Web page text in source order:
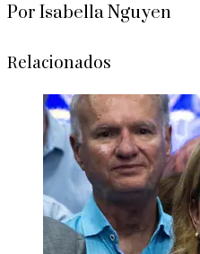
Por Isabella Nguyen
Relacionados